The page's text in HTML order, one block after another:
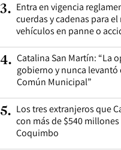
3. Entra en vigencia
cuerdas y cadenas para
vehículos en panne o
4. Catalina San Martín: “La
gobierno y nunca levantó
Común Municipal”
5. Los tres extranjeros que
con más de $540
Coquimbo